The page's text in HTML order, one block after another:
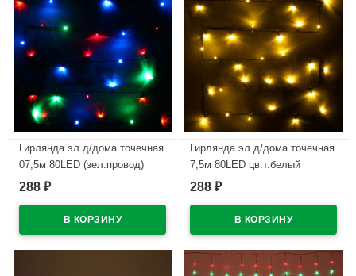
Гирлянда эл.д/дома точечная
07,5м 80LED (зел.провод)
цв.мульти 8реж арт.183-816
288 ₽
Гирлянда эл.д/дома точечная
7,5м 80LED цв.т.белый
(зел.провод) 8реж. арт.725-
288 ₽